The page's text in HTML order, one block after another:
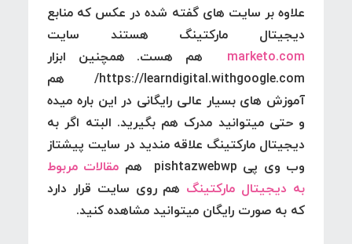
علاوه بر سایت های گفته شده در عکس که منابع
دیجیتال مارکتینگ هستند سایت
marketo.com هم هست. همچنین ابزار
https://learndigital.withgoogle.com/ هم
آموزش های بسیار عالی رایگانی در این باره میده
و حتی میتوانید مدرک هم بگیرید. البته اگر به
دیجیتال مارکتینگ علاقه مندید در سایت پیشتاز
وب وی پی pishtazwebwp هم
مقالات مربوط
به دیجیتال مارکتینگ هم روی سایت قرار دارد
که به صورت رایگان میتوانید مشاهده کنید.